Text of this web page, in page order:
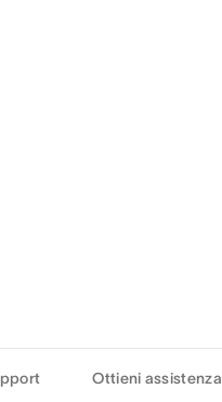
Ottieni assistenza